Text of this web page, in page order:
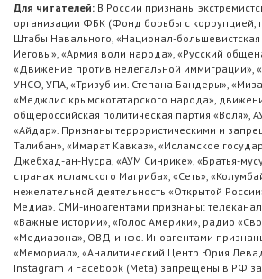
Для читателей: В России признаны
организации ФБК (Фонд борьбы с коррупцией,
Штабы Навального, «Национал-большевистская
Иеговы», «Армия воли народа», «Русский
«Движение против нелегальной иммиграции»,
УНСО, УПА, «Тризуб им. Степана Бандеры»,
«Меджлис крымскотатарского народа»,
общероссийская политическая партия «Воля»,
«Айдар». Признаны террористическими и
Талибан», «Имарат Кавказ», «Исламское
Джебхад-ан-Нусра, «АУМ Синрике», «Братья-
странах исламского Магриба», «Сеть»,
нежелательной деятельность «Открытой
Медиа». СМИ-иноагентами признаны:
«Важные истории», «Голос Америки», радио
«Медиазона», ОВД-инфо. Иноагентами
«Мемориал», «Аналитический Центр Юрия
Instagram и Facebook (Metа) запрещены в РФ за